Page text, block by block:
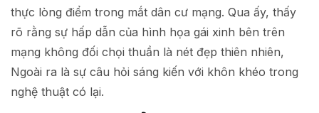
thực lòng điểm trong mắt dân cư mạng. Qua ấy, thấy
rõ rằng sự hấp dẫn của hình họa gái xinh bên trên
mạng không đối chọi thuần là nét đẹp thiên nhiên,
Ngoài ra là sự câu hỏi sáng kiến với khôn khéo trong
nghệ thuật có lại.